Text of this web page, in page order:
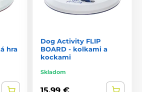
hra
Dog Activity FLIP
BOARD - kolkami a
kockami
Skladom